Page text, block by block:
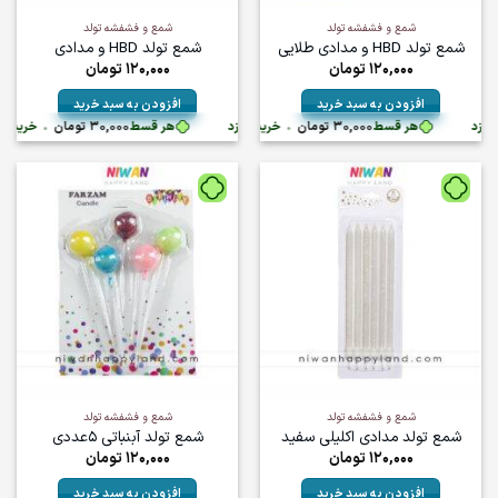
هر قسط30,000تومان • خرید قسطی با ترب‌پی بدون کارمزد
شمع و فشفشه تولد
شمع تولد HBD و مدادی طلایی
120,000تومان
افزودن به سبد خرید
هر قسط30,000تومان • خرید قسطی با تومان خرید قسطی با ترب‌پی بدون کارمزد
شمع و فشفشه تولد
شمع تولد HBD و مدادی
120,000تومان
افزودن به سبد خرید
شمع و فشفشه تولد
شمع تولد مدادی اکلیلی سفید
120,000تومان
افزودن به سبد خرید
شمع و فشفشه تولد
شمع تولد آبنباتی ۵عددی
120,000تومان
افزودن به سبد خرید